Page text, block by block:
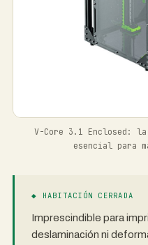
V-Core 3.1 Enclosed:
esencial para
◆ HABITACIÓN CERRADA
Imprescindible para
deslaminación ni